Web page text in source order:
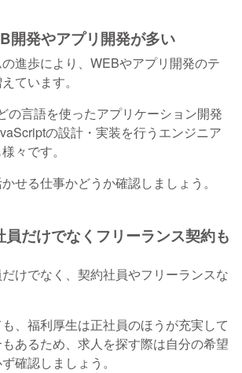
開発やアプリ開発が多い
進歩により、WEBやアプリ開発のテ
ています。
の言語を使ったアプリケーション開発
の設計・実装を行うエンジニア
々です。
せる仕事かどうか確認しましょう。
員だけでなくフリーランス契約も
けでなく、契約社員やフリーランスな
、福利厚生は正社員のほうが充実して
あるため、求人を探す際は自分の希望
確認しましょう。